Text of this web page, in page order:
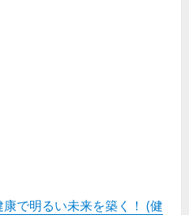
で明るい未来を築く！ (健